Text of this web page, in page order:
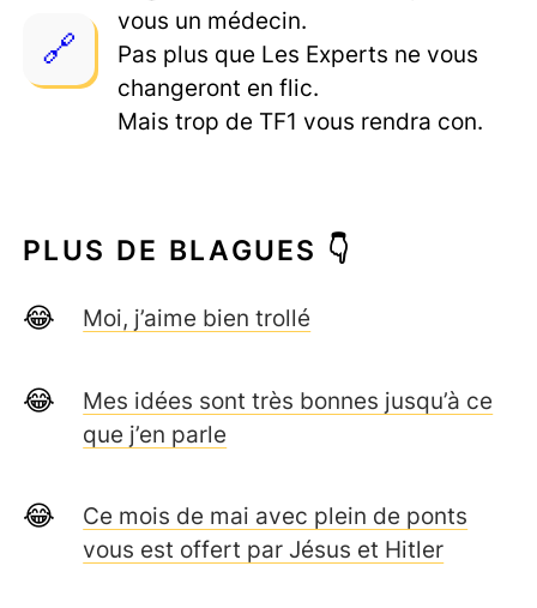
vous un médecin.
Pas plus que Les Experts ne vous
changeront en flic.
Mais trop de TF1 vous rendra con.
PLUS DE BLAGUES 👇
Moi, j’aime bien trollé
Mes idées sont très bonnes jusqu’à ce
que j’en parle
Ce mois de mai avec plein de ponts
vous est offert par Jésus et Hitler